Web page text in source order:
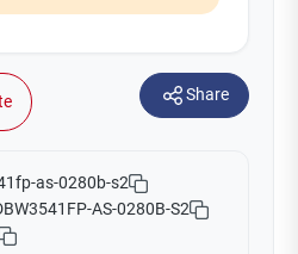
Share
as-0280b-s2
AS-0280B-S2